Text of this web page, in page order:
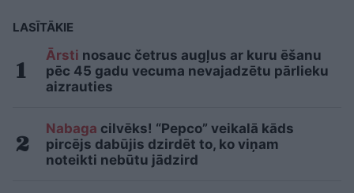
LASĪTĀKIE
Ārsti nosauc četrus augļus ar kuru ēšanu
pēc 45 gadu vecuma nevajadzētu pārlieku
aizrauties
Nabaga cilvēks! “Pepco” veikalā kāds
pircējs dabūjis dzirdēt to, ko viņam
noteikti nebūtu jādzird